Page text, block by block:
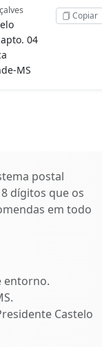
04
MS
Copiar
postal
dígitos que os
em todo
entorno.
Castelo